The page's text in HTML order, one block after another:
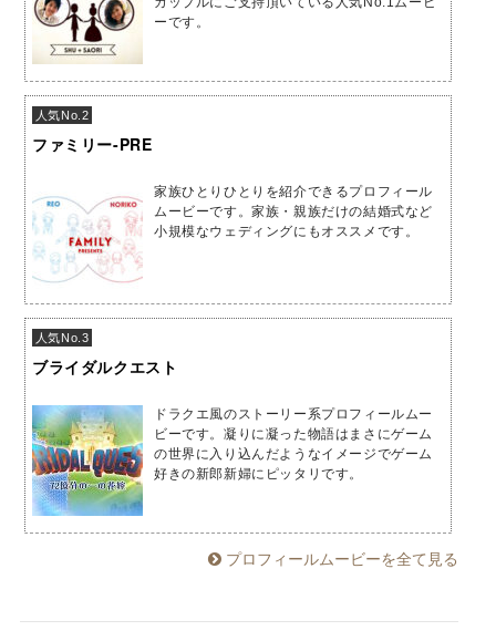
ーです。
人気No.2
ファミリー-PRE
家族ひとりひとりを紹介できるプロフィール
ムービーです。家族・親族だけの結婚式など
小規模なウェディングにもオススメです。
人気No.3
ブライダルクエスト
ドラクエ風のストーリー系プロフィールムー
ビーです。凝りに凝った物語はまさにゲーム
の世界に入り込んだようなイメージでゲーム
好きの新郎新婦にピッタリです。
プロフィールムービーを全て見る